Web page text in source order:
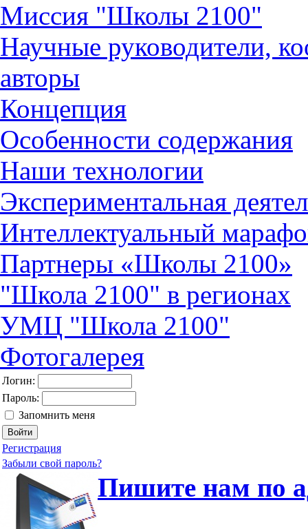
Миссия "Школы 2100"
Научные руководители,
авторы
Концепция
Особенности содержания
Наши технологии
Экспериментальная
Интеллектуальный
Партнеры «Школы 2100»
"Школа 2100" в регионах
УМЦ "Школа 2100"
Фотогалерея
Логин:
Пароль:
Запомнить меня
Регистрация
Забыли свой пароль?
Пишите нам по